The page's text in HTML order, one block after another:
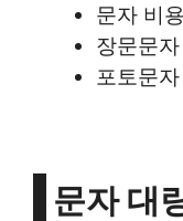
문자 비
장문문
포토문
문자 대